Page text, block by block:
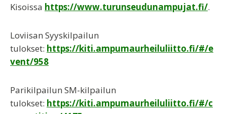
Kisoissa https://www.turunseudunampujat.fi/.
Loviisan Syyskilpailun
tulokset: https://kiti.ampumaurheiluliitto.fi/#/e
vent/958
Parikilpailun SM-kilpailun
tulokset: https://kiti.ampumaurheiluliitto.fi/#/c